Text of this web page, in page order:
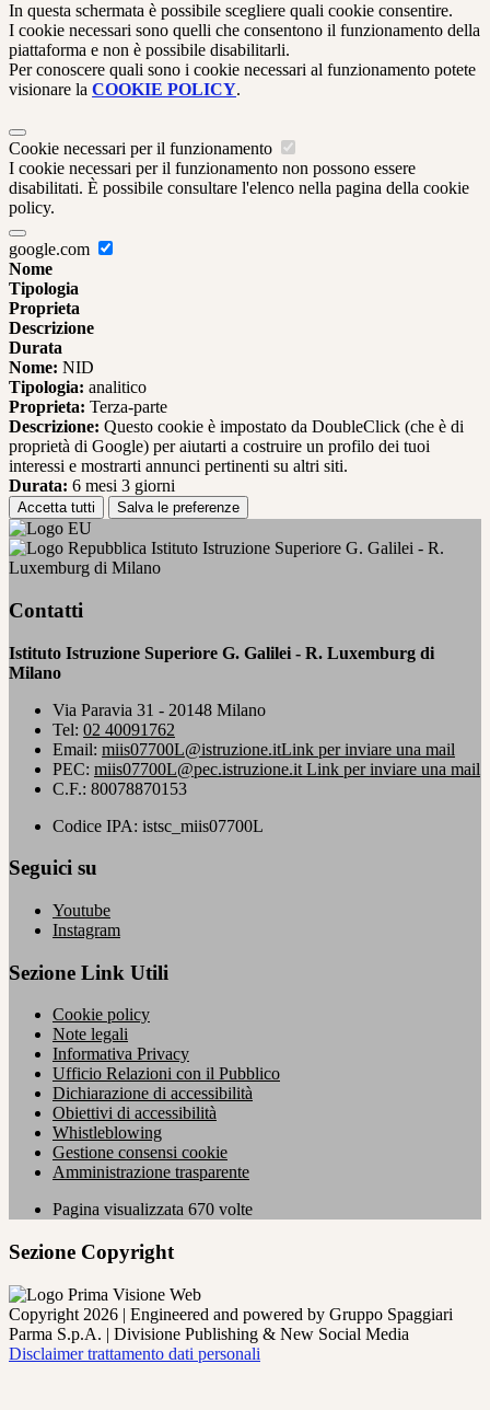
In questa schermata è possibile scegliere quali cookie consentire.
I cookie necessari sono quelli che consentono il funzionamento della
piattaforma e non è possibile disabilitarli.
Per conoscere quali sono i cookie necessari al funzionamento potete
visionare la COOKIE POLICY.
Cookie necessari per il funzionamento
I cookie necessari per il funzionamento non possono essere
disabilitati. È possibile consultare l'elenco nella pagina della cookie
policy.
google.com
Nome
Tipologia
Proprieta
Descrizione
Durata
Nome: NID
Tipologia: analitico
Proprieta: Terza-parte
Descrizione: Questo cookie è impostato da DoubleClick (che è di
proprietà di Google) per aiutarti a costruire un profilo dei tuoi
interessi e mostrarti annunci pertinenti su altri siti.
Durata: 6 mesi 3 giorni
Accetta tutti Salva le preferenze
Istituto Istruzione Superiore G. Galilei - R.
Luxemburg di Milano
Contatti
Istituto Istruzione Superiore G. Galilei - R. Luxemburg di
Milano
Via Paravia 31 - 20148 Milano
Tel: 02 40091762
Email: miis07700L@istruzione.itLink per inviare una mail
PEC: miis07700L@pec.istruzione.it Link per inviare una mail
C.F.: 80078870153
Codice IPA: istsc_miis07700L
Seguici su
Youtube
Instagram
Sezione Link Utili
Cookie policy
Note legali
Informativa Privacy
Ufficio Relazioni con il Pubblico
Dichiarazione di accessibilità
Obiettivi di accessibilità
Whistleblowing
Gestione consensi cookie
Amministrazione trasparente
Pagina visualizzata 670 volte
Sezione Copyright
Copyright 2026 | Engineered and powered by Gruppo Spaggiari
Parma S.p.A. | Divisione Publishing & New Social Media
Disclaimer trattamento dati personali